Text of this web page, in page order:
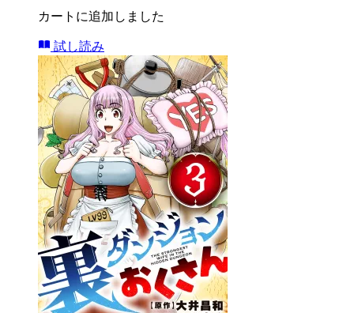
カートに追加しました
試し読み